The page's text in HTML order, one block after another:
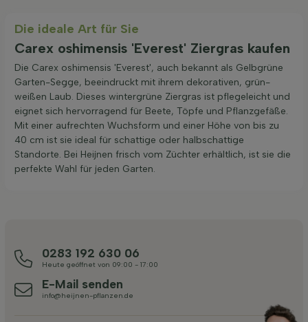
Die ideale Art für Sie
Carex oshimensis 'Everest' Ziergras kaufen
Die Carex oshimensis 'Everest', auch bekannt als Gelbgrüne
Garten-Segge, beeindruckt mit ihrem dekorativen, grün-
weißen Laub. Dieses wintergrüne Ziergras ist pflegeleicht und
eignet sich hervorragend für Beete, Töpfe und Pflanzgefäße.
Mit einer aufrechten Wuchsform und einer Höhe von bis zu
40 cm ist sie ideal für schattige oder halbschattige
Standorte. Bei Heijnen frisch vom Züchter erhältlich, ist sie die
perfekte Wahl für jeden Garten.
0283 192 630 06
Heute geöffnet von 09:00 - 17:00
E-Mail senden
info@heijnen-pflanzen.de